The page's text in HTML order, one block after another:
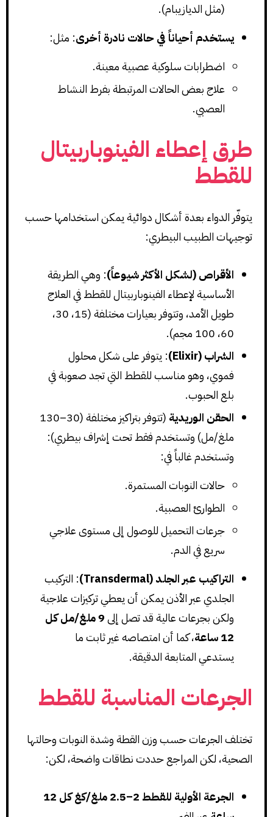
(مثل الديازيبام).
يستخدم أحياناً في حالات نادرة أخرى: مثل:
اضطرابات سلوكية عصبية معينة.
علاج بعض الحالات المرتبطة بفرط النشاط
العصبي.
طرق إعطاء الفينوباربيتال
للقطط
يتوفّر الدواء بعدة أشكال دوائية يمكن استخدامها حسب
توجيهات الطبيب البيطري:
الأقراص (لشكل الأكثر شيوعاً): وهي الطريقة
الأساسية لإعطاء الفينوباربيتال للقطط في العلاج
طويل الأمد، وتتوفر بعيارات مختلفة (15، 30،
60، 100 مجم).
الشراب (Elixir)
: يتوفر على شكل محلول
فموي، وهو مناسب للقطط التي تجد صعوبة في
بلع الحبوب.
الحقن الوريدية
(تتوفر بتراكيز مختلفة (30–130
ملغ/مل) وتستخدم فقط تحت إشراف بيطري):
وتستخدم غالباً في:
حالات النوبات المستمرة.
الطوارئ العصبية.
جرعات التحميل للوصول إلى مستوى علاجي
سريع في الدم.
التراكيب عبر الجلد (Transdermal)
: التركيب
الجلدي عبر الأذن يمكن أن يعطي تركيزات علاجية
ولكن بجرعات عالية قد تصل إلى
9 ملغ/مل كل
12 ساعة
، كما أن امتصاصه غير ثابت ما
يستدعي المتابعة الدقيقة.
الجرعات المناسبة للقطط
تختلف الجرعات حسب وزن القطة وشدة النوبات وحالتها
الصحية، لكن المراجع حددت نطاقات واضحة، لكن:
الجرعة الأولية للقطط 2–2.5 ملغ/كغ كل 12